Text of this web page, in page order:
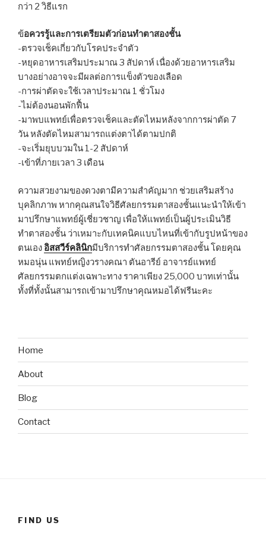
กว่า 2 วิธีแรก
ข้อควรรู้และการเตรียมตัวก่อนทำตาสองชั้น
-ตรวจเช็คเกี่ยวกับโรคประจำตัว
-หยุดอาหารเสริมประมาณ 3 สัปดาห์ เนื่องด้วยอาหารเสริม
บางอย่างอาจจะมีผลต่อการแข็งตัวของเลือด
-การผ่าตัดจะใช้เวลาประมาณ 1 ชั่วโมง
-ไม่ต้องนอนพักฟื้น
-มาพบแพทย์เพื่อตรวจเช็คและตัดไหมหลังจากการผ่าตัด 7
วัน หลังตัดไหมสามารถแต่งตาได้ตามปกติ
-จะเริ่มยุบบวมใน 1-2 สัปดาห์
-เข้าที่ภายเวลา 3 เดือน
ความสวยงามของดวงตามีความสำคัญมาก ช่วยเสริมสร้าง
บุคลิกภาพ หากคุณสนใจวิธีศัลยกรรมตาสองชั้นแนะนำให้เข้า
มาปรึกษาแพทย์ผู้เชี่ยวชาญ เพื่อให้แพทย์เป็นผู้ประเมินวิธี
ทำตาสองชั้น ว่าเหมาะกับเทคนิคแบบไหนที่เข้ากับรูปหน้าของ
ตนเองอิสสวีร์คลินิกมีบริการทำศัลยกรรมตาสองชั้น โดยคุณ
หมอนุ่น แพทย์หญิงวรางคณา ตันอารีย์ อาจารย์แพทย์
ศัลยกรรมตกแต่งเฉพาะทาง ราคาเพียง 25,000 บาทเท่านั้น
ทั้งที่ทั้งนั้นสามารถเข้ามาปรึกษาคุณหมอได้ฟรีนะคะ
Home
About
Blog
Contact
FIND US